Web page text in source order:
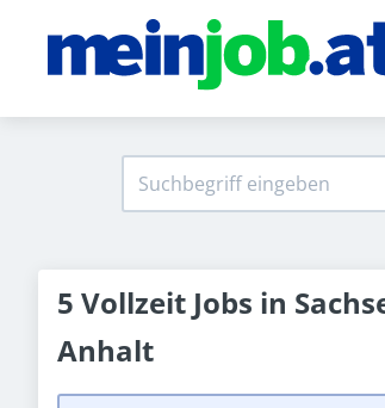
5 Vollzeit Jobs in
Anhalt